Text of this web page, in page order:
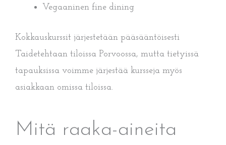
Vegaaninen fine dining
Kokkauskurssit järjestetään pääsääntöisesti
Taidetehtaan tiloissa Porvoossa, mutta tietyissä
tapauksissa voimme järjestää kursseja myös
asiakkaan omissa tiloissa.
Mitä raaka-aineita